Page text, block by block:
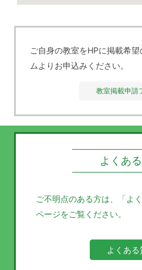
ご自身の教室をHPに掲載希
ムよりお申込みください。
教室掲載申請
よくあ
ご不明点のある方は、
「よ
ページをご覧ください。
よくある